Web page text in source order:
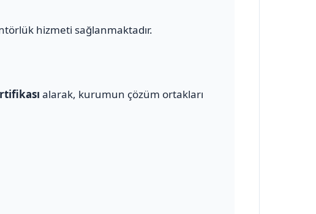
hizmeti sağlanmaktadır.
alarak, kurumun çözüm ortakları